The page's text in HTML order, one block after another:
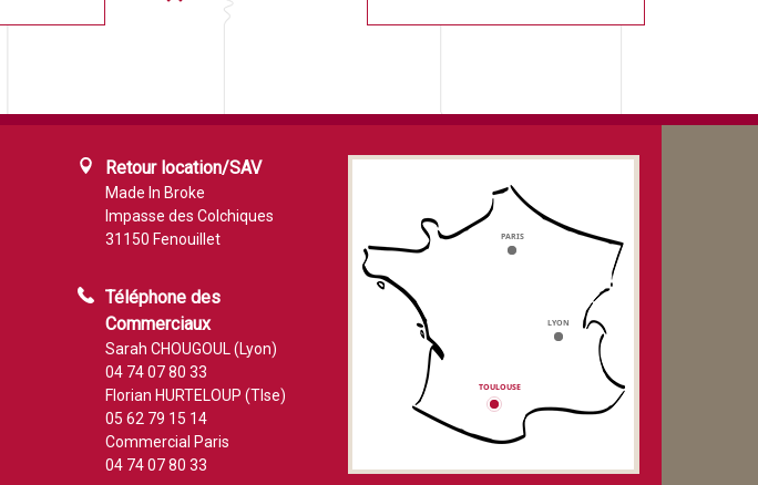
Retour location/SAV
Made In Broke
Impasse des Colchiques
31150 Fenouillet
Téléphone des
Commerciaux
Sarah CHOUGOUL (Lyon)
04 74 07 80 33
Florian HURTELOUP (Tlse)
05 62 79 15 14
Commercial Paris
04 74 07 80 33